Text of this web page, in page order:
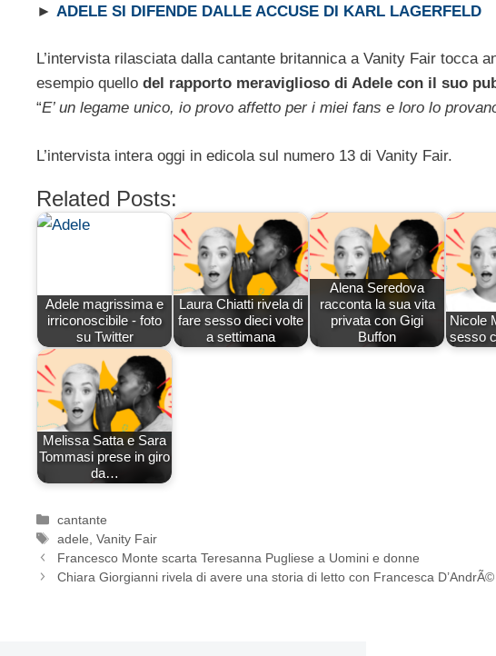
► ADELE SI DIFENDE DALLE ACCUSE DI KARL LAGERFELD
L’intervista rilasciata dalla cantante britannica a Vanity Fair tocca
esempio quello del rapporto meraviglioso di Adele con il suo
“E’ un legame unico, io provo affetto per i miei fans e loro lo
L’intervista intera oggi in edicola sul numero 13 di Vanity Fair.
Related Posts:
Adele magrissima e
irriconoscibile - foto
su Twitter
Laura Chiatti rivela di
fare sesso dieci volte
a settimana
Alena Seredova
racconta la sua vita
privata con Gigi
Buffon
Nicole
sesso
Melissa Satta e Sara
Tommasi prese in giro
da…
Categorie
cantante
Tag
adele ,Vanity Fair
Francesco Monte scarta Teresanna Pugliese a Uomini e donne
Chiara Giorgianni rivela di avere una storia di letto con Francesca D’AndrÃ©